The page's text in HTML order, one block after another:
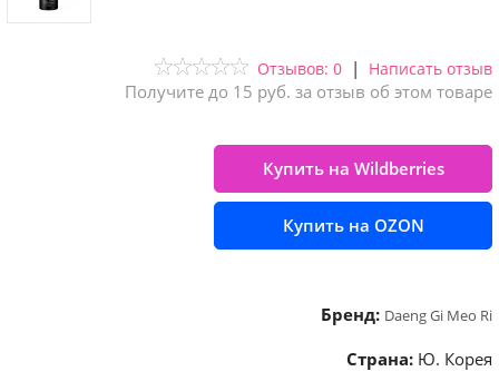
Отзывов: 0 | Написать отзыв
Получите до 15 руб. за отзыв об этом товаре
Купить на Wildberries
Купить на OZON
Бренд: Daeng Gi Meo Ri
Страна: Ю. Корея